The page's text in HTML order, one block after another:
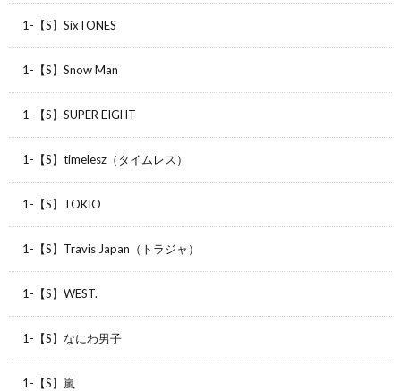
1-【S】SixTONES
1-【S】Snow Man
1-【S】SUPER EIGHT
1-【S】timelesz（タイムレス）
1-【S】TOKIO
1-【S】Travis Japan（トラジャ）
1-【S】WEST.
1-【S】なにわ男子
1-【S】嵐